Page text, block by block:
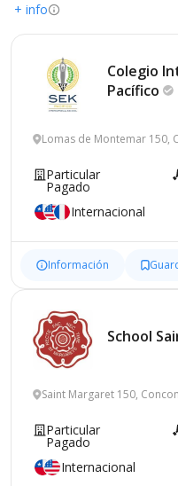
+ info
Colegio
Pacífico
Lomas de Montemar 150,
Particular
Pagado
Internacional
Información
School
Saint Margaret 150, Concon
Particular
Pagado
Internacional